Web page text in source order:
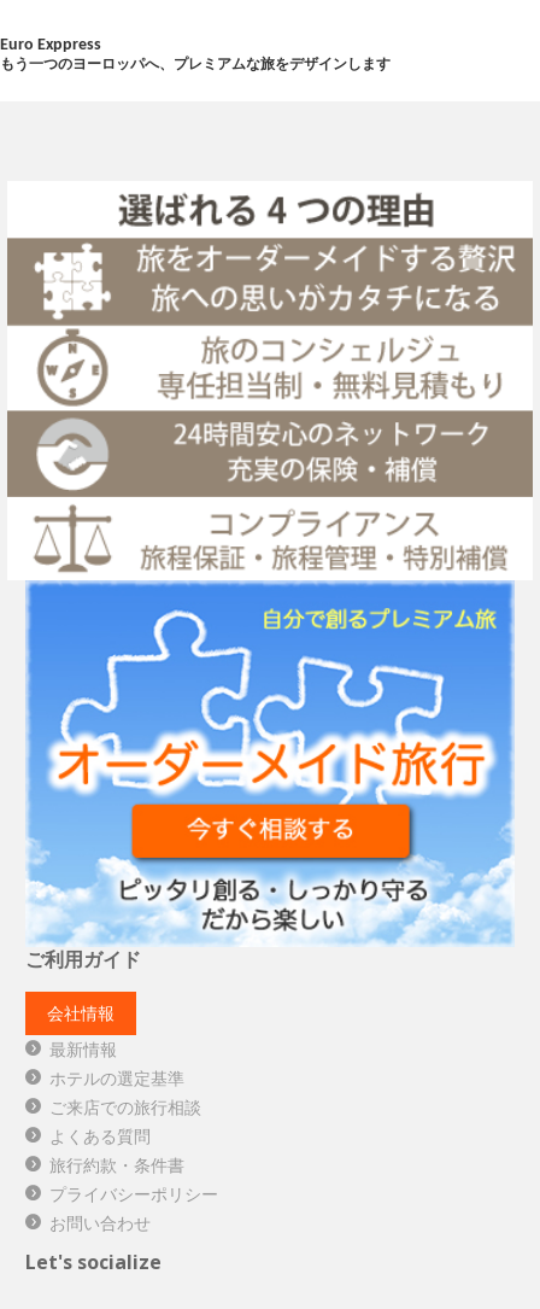
Euro Exppress
もう一つのヨーロッパへ、プレミアムな旅をデザインします
ご利用ガイド
会社情報
最新情報
ホテルの選定基準
ご来店での旅行相談
よくある質問
旅行約款・条件書
プライバシーポリシー
お問い合わせ
Let's socialize